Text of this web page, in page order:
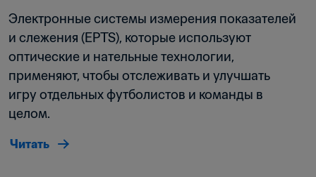
Электронные системы измерения показателей
и слежения (EPTS), которые используют
оптические и нательные технологии,
применяют, чтобы отслеживать и улучшать
игру отдельных футболистов и команды в
целом.
Читать